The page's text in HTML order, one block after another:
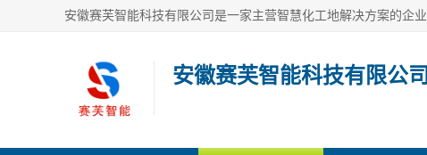
安徽赛芙智能科技有限公司